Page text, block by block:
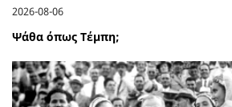
2026-08-06
Ψάθα όπως Τέμπη;